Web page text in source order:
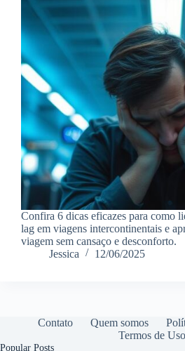
Confira 6 dicas eficazes para como
lag em viagens intercontinentais e
viagem sem cansaço e desconforto.
Jessica
12/06/2025
Contato Quem somos
Termos de Uso
Popular Posts